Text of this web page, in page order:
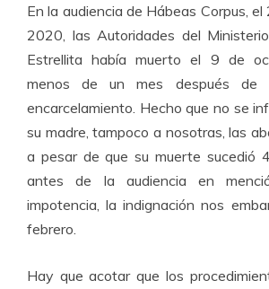
En la audiencia de Hábeas Corpus,
2020, las Autoridades del
Estrellita había muerto el 9 de
menos de un mes después de
encarcelamiento. Hecho que no se
su madre, tampoco a nosotras, las
a pesar de que su muerte sucedió
antes de la audiencia en
impotencia, la indignación nos
febrero.
Hay que acotar que los